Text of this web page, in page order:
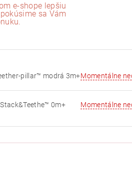
e-shope lepšiu
sa Vám
pillar™ modrá 3m+Momentálne
0m+ Momentálne